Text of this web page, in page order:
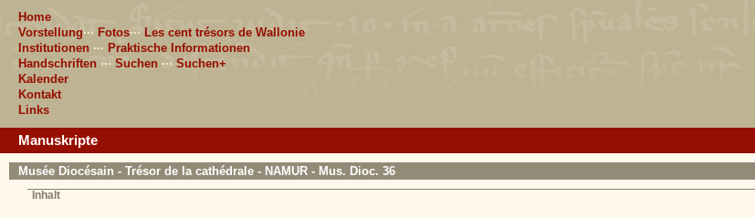
Home
Vorstellung··· Fotos··· Les cent trésors de Wallonie
Institutionen ··· Praktische Informationen
Handschriften ··· Suchen ··· Suchen+
Kalender
Kontakt
Links
Manuskripte
Musée Diocésain - Trésor de la cathédrale - NAMUR - Mus. Dioc. 36
Inhalt